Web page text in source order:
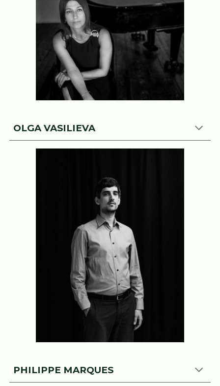
OLGA VASILIEVA
PHILIPPE MARQUES